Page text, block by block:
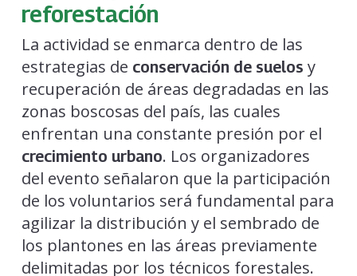
reforestación
La actividad se enmarca dentro de las
estrategias de conservación de suelos y
recuperación de áreas degradadas en las
zonas boscosas del país, las cuales
enfrentan una constante presión por el
crecimiento urbano. Los organizadores
del evento señalaron que la participación
de los voluntarios será fundamental para
agilizar la distribución y el sembrado de
los plantones en las áreas previamente
delimitadas por los técnicos forestales.